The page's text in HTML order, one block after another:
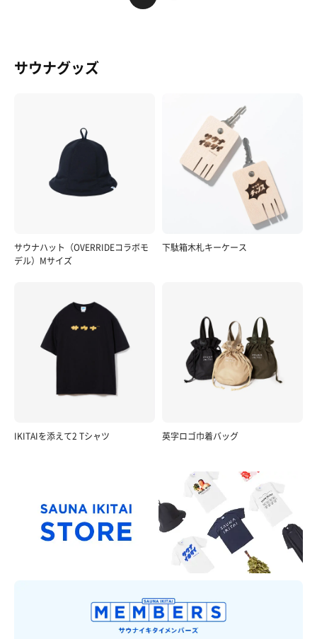
サウナグッズ
サウナハット（OVERRIDEコラボモ
デル）Mサイズ
下駄箱木札キーケース
IKITAIを添えて2 Tシャツ 英字ロゴ巾着バッグ